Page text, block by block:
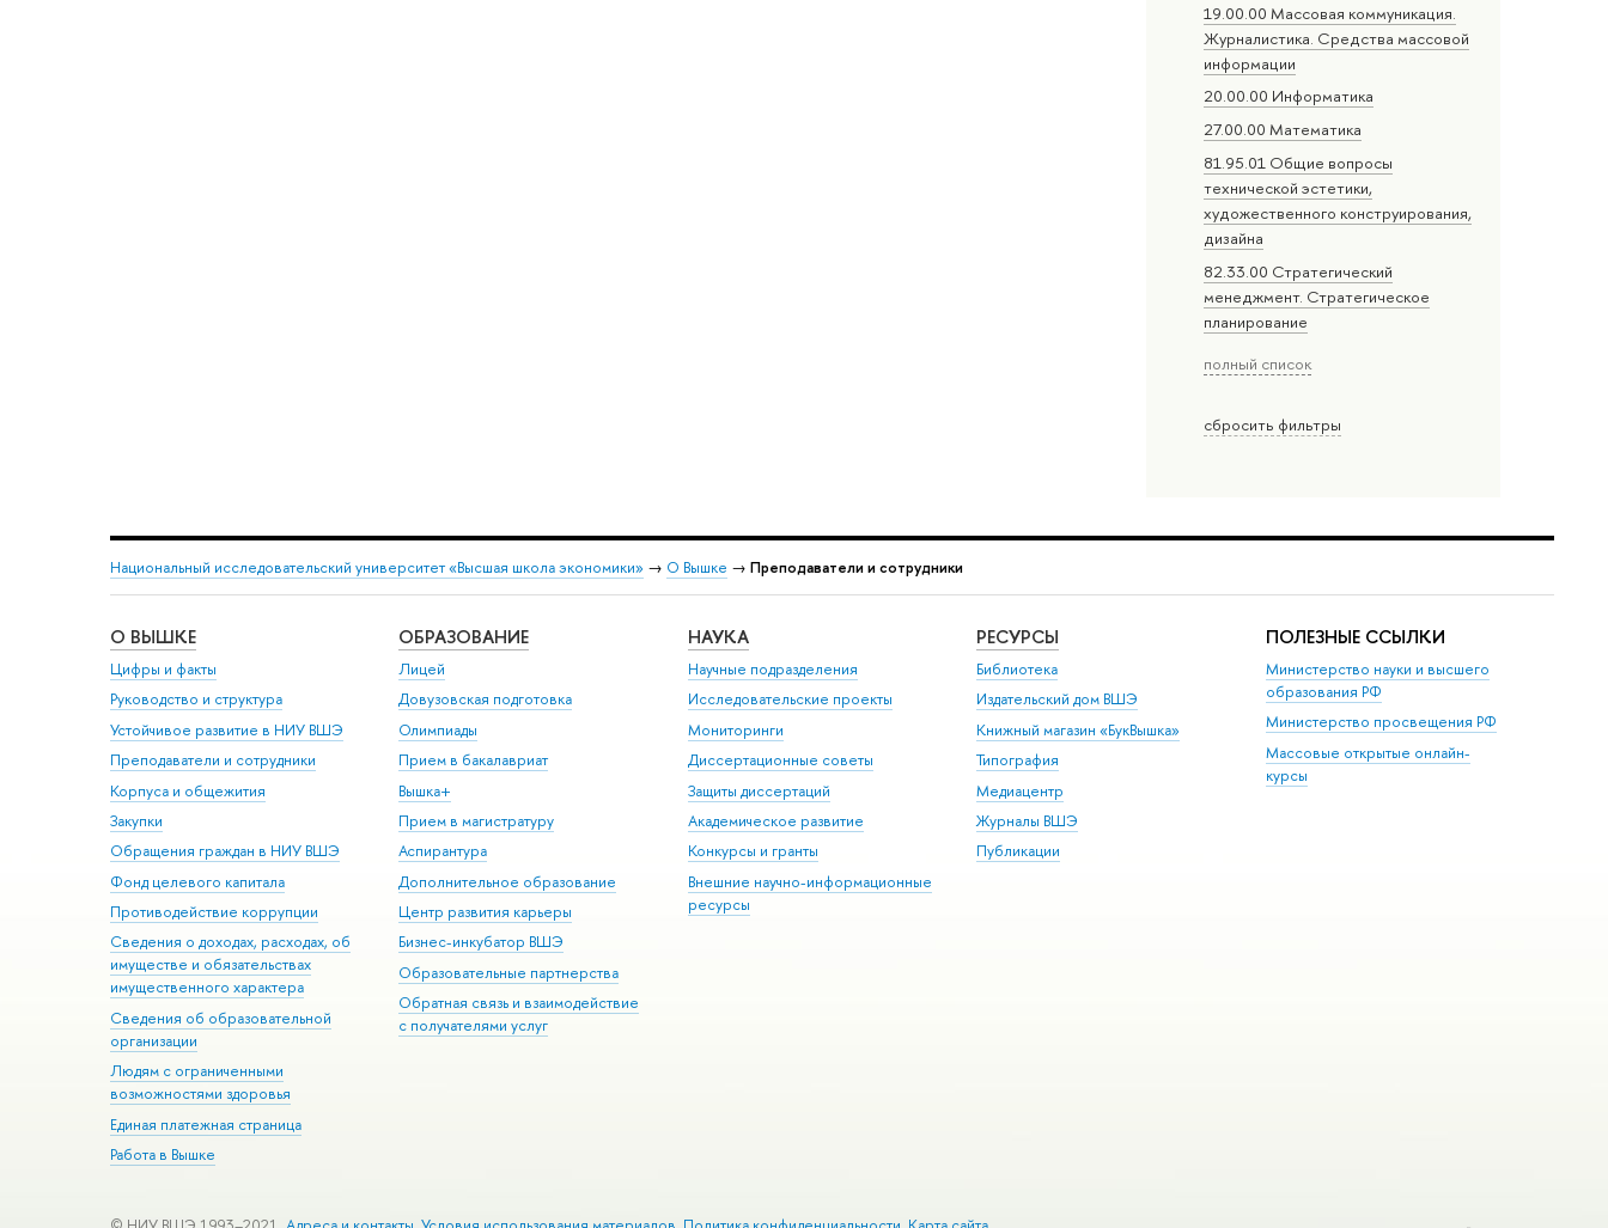
19.00.00 Массовая коммуникация.
Журналистика. Средства массовой
информации
20.00.00 Информатика
27.00.00 Математика
81.95.01 Общие вопросы
технической эстетики,
художественного конструирования,
дизайна
82.33.00 Стратегический
менеджмент. Стратегическое
планирование
полный список
сбросить фильтры
Национальный исследовательский университет «Высшая школа экономики» → О Вышке → Преподаватели и сотрудники
О ВЫШКЕ
Цифры и факты
Руководство и структура
Устойчивое развитие в НИУ ВШЭ
Преподаватели и сотрудники
Корпуса и общежития
Закупки
Обращения граждан в НИУ ВШЭ
Фонд целевого капитала
Противодействие коррупции
Сведения о доходах, расходах, об
имуществе и обязательствах
имущественного характера
Сведения об образовательной
организации
Людям с ограниченными
возможностями здоровья
Единая платежная страница
Работа в Вышке
ОБРАЗОВАНИЕ
Лицей
Довузовская подготовка
Олимпиады
Прием в бакалавриат
Вышка+
Прием в магистратуру
Аспирантура
Дополнительное образование
Центр развития карьеры
Бизнес-инкубатор ВШЭ
Образовательные партнерства
Обратная связь и взаимодействие
с получателями услуг
НАУКА
Научные подразделения
Исследовательские проекты
Мониторинги
Диссертационные советы
Защиты диссертаций
Академическое развитие
Конкурсы и гранты
Внешние научно-информационные
ресурсы
РЕСУРСЫ
Библиотека
Издательский дом ВШЭ
Книжный магазин «БукВышка»
Типография
Медиацентр
Журналы ВШЭ
Публикации
ПОЛЕЗНЫЕ ССЫЛКИ
Министерство науки и высшего
образования РФ
Министерство просвещения РФ
Массовые открытые онлайн-
курсы